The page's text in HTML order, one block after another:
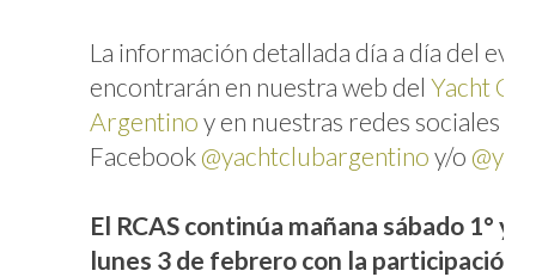
La información detallada día a día del
encontrarán en nuestra web del Yacht
Argentino y en nuestras redes sociales
Facebook @yachtclubargentino y/o
El RCAS continúa mañana sábado 1° y
lunes 3 de febrero con la participación